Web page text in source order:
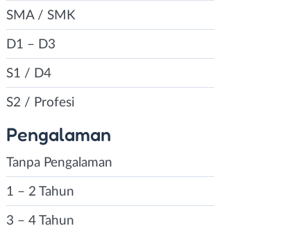
SMA / SMK
D1 – D3
S1 / D4
S2 / Profesi
Pengalaman
Tanpa Pengalaman
1 – 2 Tahun
3 – 4 Tahun